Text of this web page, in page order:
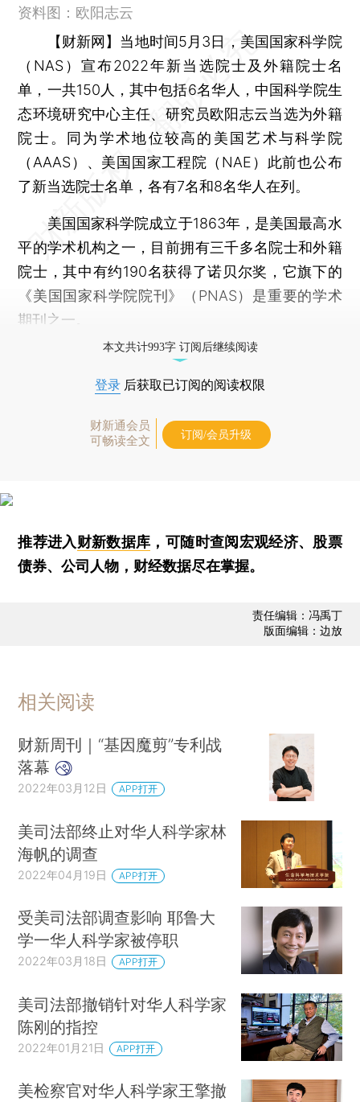
资料图：欧阳志云
【财新网】 当地时间5月3日，美国国家科学院
（NAS）宣布2022年新当选院士及外籍院士名
单，一共150人，其中包括6名华人，中国科学院生
态环境研究中心主任、研究员欧阳志云当选为外籍
院士。同为学术地位较高的美国艺术与科学院
（AAAS）、美国国家工程院（NAE）此前也公布
了新当选院士名单，各有7名和8名华人在列。
美国国家科学院成立于1863年，是美国最高水
平的学术机构之一，目前拥有三千多名院士和外籍
院士，其中有约190名获得了诺贝尔奖，它旗下的
《美国国家科学院院刊》（PNAS）是重要的学术
期刊之一。
本文共计993字 订阅后继续阅读
登录 后获取已订阅的阅读权限
财新通会员
可畅读全文
订阅/会员升级
推荐进入财新数据库 ，可随时查阅宏观经济、股票
债券、公司人物，财经数据尽在掌握。
责任编辑：冯禹丁
版面编辑：边放
相关阅读
财新周刊｜“基因魔剪”专利战
落幕
2022年03月12日 APP打开
美司法部终止对华人科学家林
海帆的调查
2022年04月19日 APP打开
受美司法部调查影响 耶鲁大
学一华人科学家被停职
2022年03月18日 APP打开
美司法部撤销针对华人科学家
陈刚的指控
2022年01月21日 APP打开
美检察官对华人科学家王擎撤